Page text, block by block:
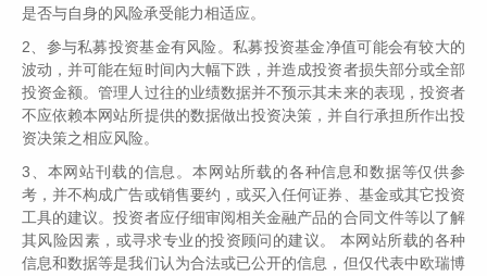
上一篇 下一篇
12386 服务平台投诉指南
根据《中国证监会关于 12386 服务平台优化运行有关事 项的公
告》
是否与自身的风险承受能力相适应。
2、参与私募投资基金有风险。私募投资基金净值可能会有较大的
波动，并可能在短时间內大幅下跌，并造成投资者损失部分或全部
投资金额。管理人过往的业绩数据并不预示其未来的表现，投资者
不应依赖本网站所提供的数据做出投资决策，并自行承担所作出投
资决策之相应风险。
3、本网站刊载的信息。本网站所载的各种信息和数据等仅供参
考，并不构成广告或销售要约，或买入任何证券、基金或其它投资
工具的建议。投资者应仔细审阅相关金融产品的合同文件等以了解
其风险因素，或寻求专业的投资顾问的建议。 本网站所载的各种
信息和数据等是我们认为合法或已公开的信息，但仅代表中欧瑞博